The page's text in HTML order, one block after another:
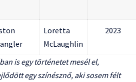
Loretta
McLaughlin
2023
is egy történetet mesél el,
egy színésznő, aki sosem félt